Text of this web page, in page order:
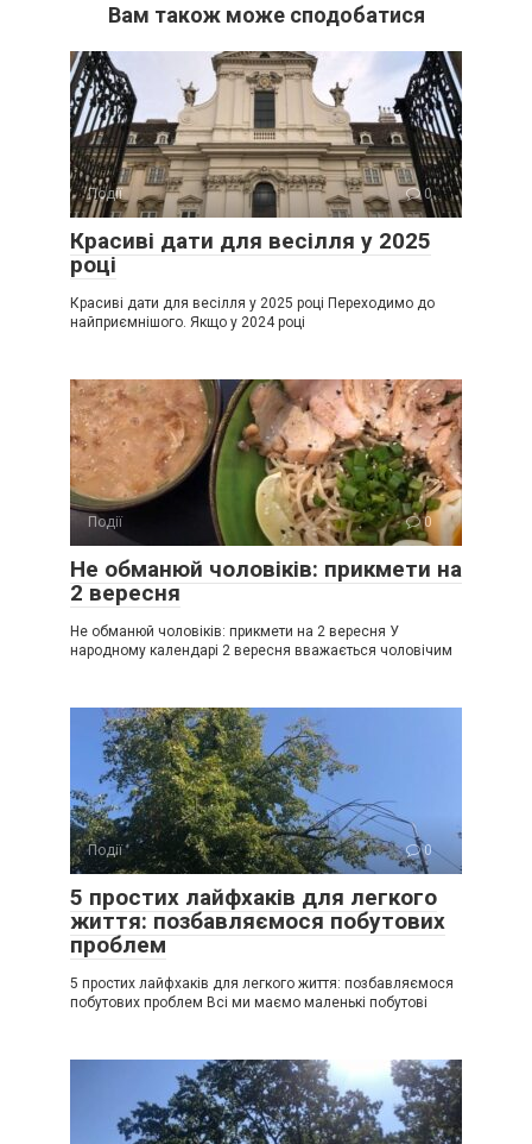
Вам також може сподобатися
Події 0
Красиві дати для весілля у 2025
році
Красиві дати для весілля у 2025 році Переходимо до
найприємнішого. Якщо у 2024 році
Події 0
Не обманюй чоловіків: прикмети на
2 вересня
Не обманюй чоловіків: прикмети на 2 вересня У
народному календарі 2 вересня вважається чоловічим
Події 0
5 простих лайфхаків для легкого
життя: позбавляємося побутових
проблем
5 простих лайфхаків для легкого життя: позбавляємося
побутових проблем Всі ми маємо маленькі побутові